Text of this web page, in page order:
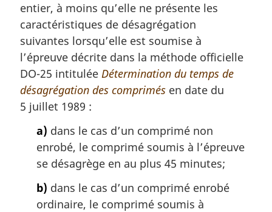
entier, à moins qu’elle ne présente les
caractéristiques de désagrégation
suivantes lorsqu’elle est soumise à
l’épreuve décrite dans la méthode officielle
DO-25 intitulée Détermination du temps de
désagrégation des comprimés en date du
5 juillet 1989 :
a) dans le cas d’un comprimé non
enrobé, le comprimé soumis à l’épreuve
se désagrège en au plus 45 minutes;
b) dans le cas d’un comprimé enrobé
ordinaire, le comprimé soumis à